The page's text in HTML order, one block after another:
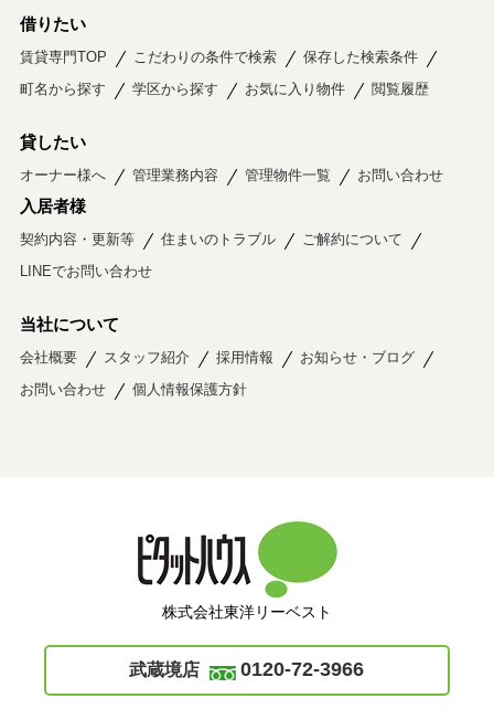
借りたい
賃貸専門TOP こだわりの条件で検索
保存した検索条件
町名から探す
学区から探す お気に入り物件 閲覧履歴
貸したい
オーナー様へ 管理業務内容 管理物件一覧 お問い合わせ
入居者様
契約内容・更新等 住まいのトラブル
ご解約について
LINEでお問い合わせ
当社について
会社概要 スタッフ紹介 採用情報
お知らせ・ブログ
お問い合わせ
個人情報保護方針
株式会社東洋リーベスト
武蔵境店 0120-72-3966